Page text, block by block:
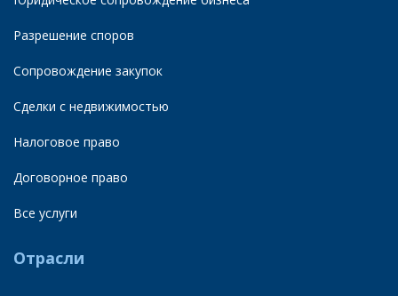
Разрешение споров
Сопровождение закупок
Сделки с недвижимостью
Налоговое право
Договорное право
Все услуги
Отрасли